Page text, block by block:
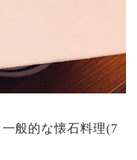
般的な懐石料理(7